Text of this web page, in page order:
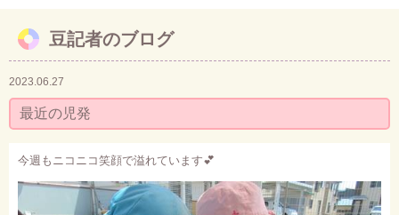
お問い合わせ
豆記者のブログ
2023.06.27
最近の児発
今週もニコニコ笑顔で溢れています💕